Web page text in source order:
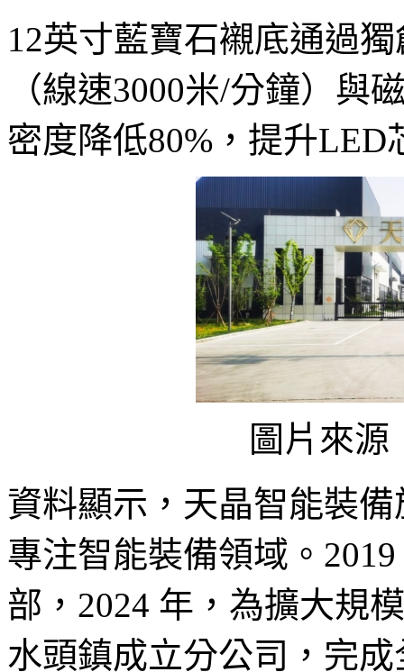
12英寸藍寶石襯底通過
（線速3000米/分鐘）與
密度降低80%，提升LED
圖片來源
資料顯示，天晶智能裝
專注智能裝備領域。
部，2024 年，為擴大規
水頭鎮成立分公司，完